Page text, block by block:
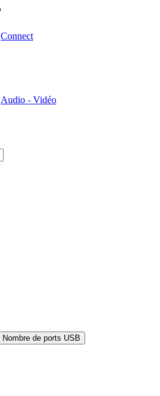
Connect
Audio - Vidéo
Nombre de ports USB